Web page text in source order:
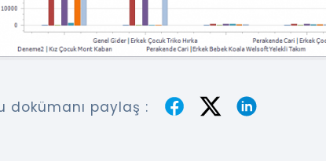
dokümanı paylaş :